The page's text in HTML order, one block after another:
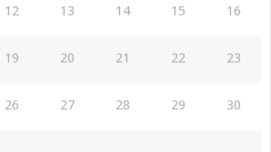
12 13 14 15 16
19 20 21 22 23
26 27 28 29 30